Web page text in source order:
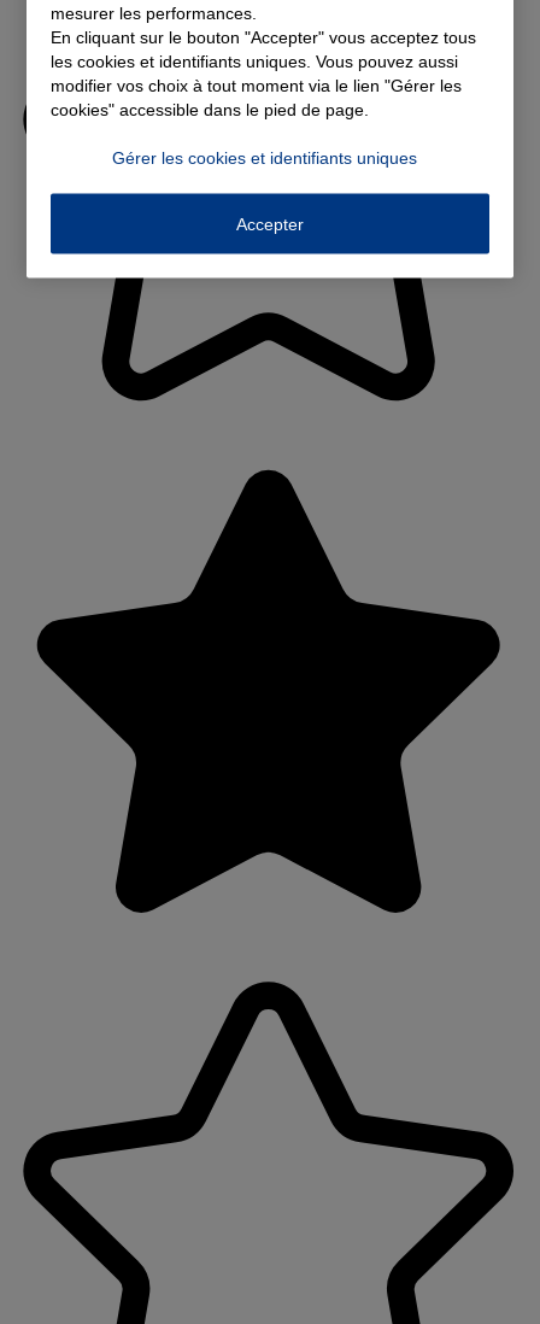
mesurer les performances.
En cliquant sur le bouton "Accepter" vous acceptez tous
les cookies et identifiants uniques. Vous pouvez aussi
modifier vos choix à tout moment via le lien "Gérer les
cookies" accessible dans le pied de page.
Gérer les cookies et identifiants uniques
Accepter